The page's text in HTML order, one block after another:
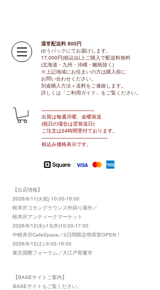
通常配送料 800円​
ゆうパックにてお届けします。
17,000円(税込)以上ご購入で配送料無料
(北海道・九州・沖縄・離島除く)
※上記地域にお住まいの方は購入前に
お問い合わせください。
別途購入方法＋送料をご連絡します。
​​詳しくは「ご利用ガイド」をご覧ください。
​-----------------------------------
出荷は毎週月曜、金曜発送
(祝日の場合は翌発送日)
ご注文は24時間受付ております​。
-------------------------------​-------​------
​税込み価格表示です。
【出店情報】
2026/8/11(火祝) 10:00-16:00
​軽井沢コモングラウンズ外回り屋外／
軽井沢アンティークマーケット
2026/8/12(水)-13(木)10:00-17:00
​中軽井沢CafeSpace／2日間限定喫茶室OPEN！
2026/9/12(土) 9:00-16:00
東京国際フォーラム／大江戸骨董市
【BASEサイトご案内】
​BASEサイトもご覧ください。